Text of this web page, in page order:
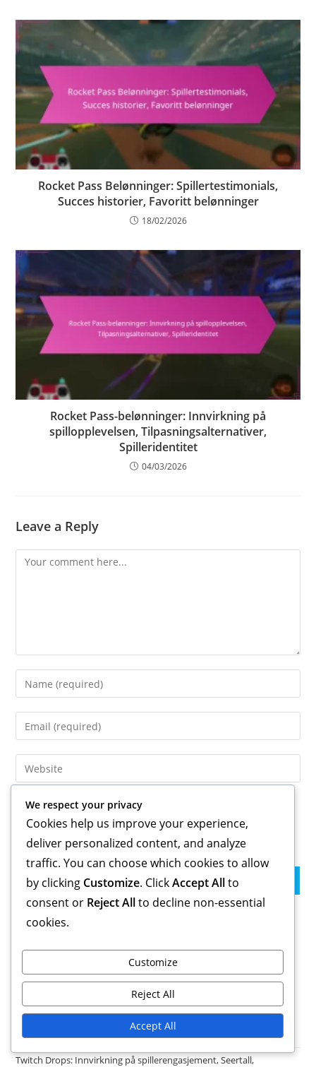
Rocket Pass Belønninger: Spillertestimonials,
Succes historier, Favoritt belønninger
18/02/2026
Rocket Pass-belønninger: Innvirkning på
spillopplevelsen, Tilpasningsalternativer,
Spilleridentitet
04/03/2026
Leave a Reply
Comment
Enter
your
name
comment
Enter
your
email
address
comment
Enter
your
Save my name, email, and website in this browser for the
next time I comment.
Lenker
Om
Bla gjennom artikler
Kontakt oss
Twitch Drops: Innvirkning på spillerengasjement, Seertall,
We respect your privacy
Cookies help us improve your experience,
deliver personalized content, and analyze
traffic. You can choose which cookies to allow
by clicking Customize. ClickAccept Allto
consent or Reject Allto decline non-essential
cookies.
Customize
Reject All
Accept All